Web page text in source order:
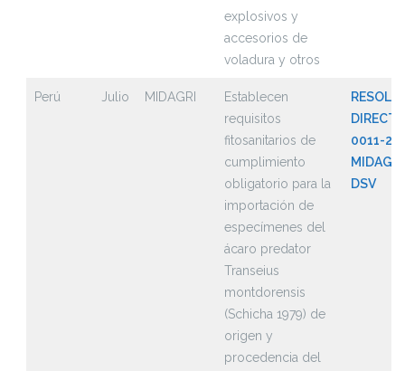
explosivos y
accesorios de
voladura y otros
Perú Julio MIDAGRI
Establecen
requisitos
fitosanitarios de
cumplimiento
obligatorio para la
importación de
especímenes del
ácaro predator
Transeius
montdorensis
(Schicha 1979) de
origen y
procedencia del
0011-
DSV